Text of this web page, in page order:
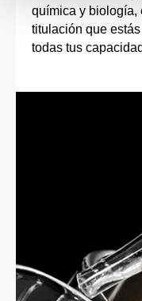
química y biología,
titulación que
todas tus